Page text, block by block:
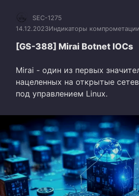
SEC-1275
14.12.2023Индикаторы компрометации
[GS-388] Mirai Botnet IOCs
Mirai - один из первых
нацеленных на открытые
под управлением Linux.